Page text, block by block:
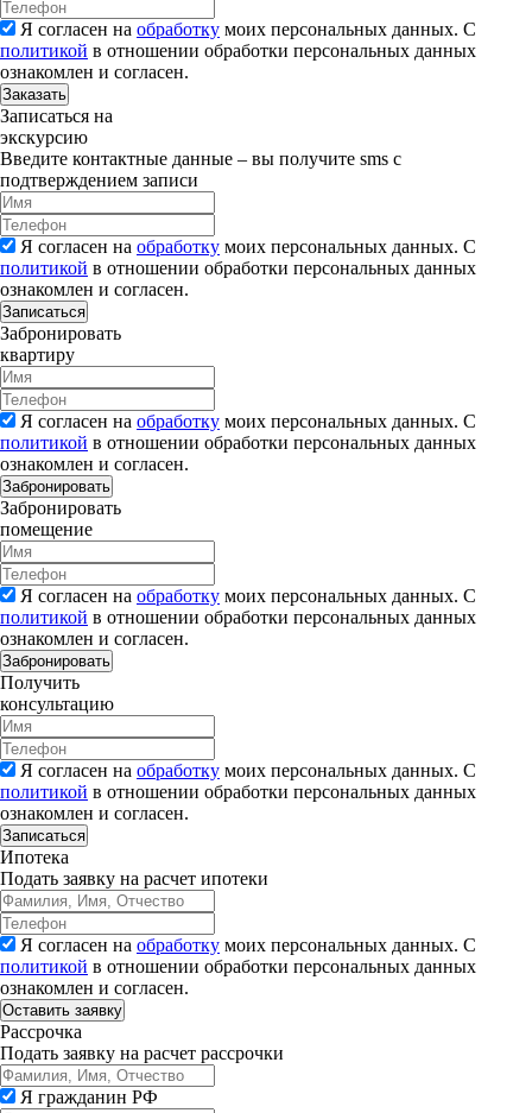
Я согласен на обработку моих персональных данных. С
политикой в отношении обработки персональных данных
ознакомлен и согласен.
Заказать
Записаться на
экскурсию
Введите контактные данные – вы получите sms с
подтверждением записи
Я согласен на обработку моих персональных данных. С
политикой в отношении обработки персональных данных
ознакомлен и согласен.
Записаться
Забронировать
квартиру
Я согласен на обработку моих персональных данных. С
политикой в отношении обработки персональных данных
ознакомлен и согласен.
Забронировать
Забронировать
помещение
Я согласен на обработку моих персональных данных. С
политикой в отношении обработки персональных данных
ознакомлен и согласен.
Забронировать
Получить
консультацию
Я согласен на обработку моих персональных данных. С
политикой в отношении обработки персональных данных
ознакомлен и согласен.
Записаться
Ипотека
Подать заявку на расчет ипотеки
Я согласен на обработку моих персональных данных. С
политикой в отношении обработки персональных данных
ознакомлен и согласен.
Рассрочка
Подать заявку на расчет рассрочки
Я гражданин РФ